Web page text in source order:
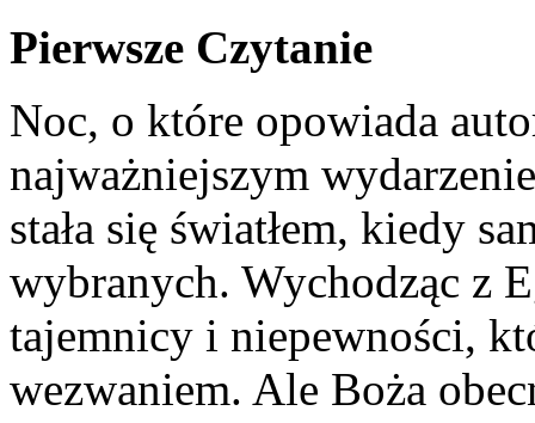
Pierwsze Czytanie
Noc, o które opowiada
najważniejszym
stała się światłem, kiedy
wybranych. Wychodząc z
tajemnicy i niepewności,
wezwaniem. Ale Boża